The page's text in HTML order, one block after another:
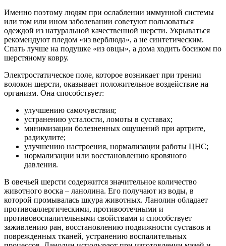
Именно поэтому людям при ослаблении иммунной системы
или том или ином заболевании советуют пользоваться
одеждой из натуральной качественной шерсти. Укрываться
рекомендуют пледом «из верблюда», а не синтетическим.
Спать лучше на подушке «из овцы», а дома ходить босиком по
шерстяному ковру.
Электростатическое поле, которое возникает при трении
волокон шерсти, оказывает положительное воздействие на
организм. Она способствует:
улучшению самочувствия;
устранению усталости, ломоты в суставах;
минимизации болезненных ощущений при артрите,
радикулите;
улучшению настроения, нормализации работы ЦНС;
нормализации или восстановлению кровяного
давления.
В овечьей шерсти содержится значительное количество
животного воска – ланолина. Его получают из воды, в
которой промывалась шкура животных. Ланолин обладает
противоаллергическими, противоотечными и
противовоспалительными свойствами и способствует
заживлению ран, восстановлению подвижности суставов и
поврежденных тканей, устранению воспалительных